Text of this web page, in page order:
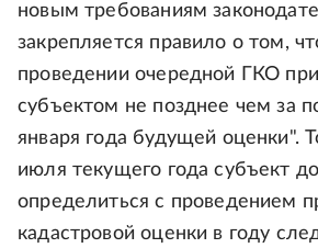
новым требованиям
закрепляется правило о том,
проведении очередной ГКО
субъектом не позднее чем за
января года будущей оценки".
июля текущего года субъект
определиться с проведением
кадастровой оценки в году